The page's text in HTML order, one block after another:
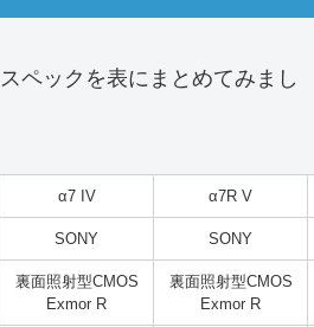
ペックを表にまとめてみまし
α7 IV α7R V
SONY SONY
裏面照射型CMOS
Exmor R
裏面照射型CMOS
Exmor R